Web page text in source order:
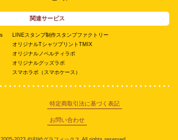
関連サービス
LINEスタンプ制作スタンプファクトリー
オリジナルTシャツプリントTMIX
オリジナルノベルティラボ
オリジナルグッズラボ
スマホラボ（スマホケース）
特定商取引法に基づく表記
お問い合わせ